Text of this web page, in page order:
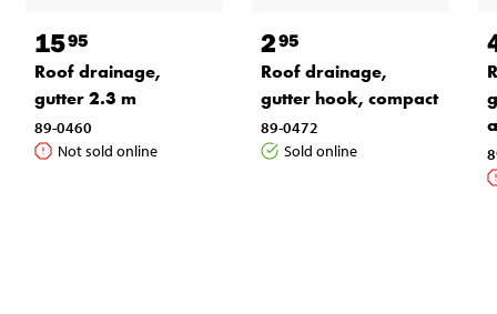
1595
Roof drainage,
gutter 2.3 m
89-0460
Not sold online
295
Roof drainage,
gutter hook, compact
89-0472
Sold online